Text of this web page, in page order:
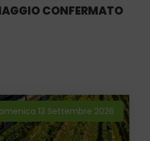
CONFERMATO
13 Settembre 2026